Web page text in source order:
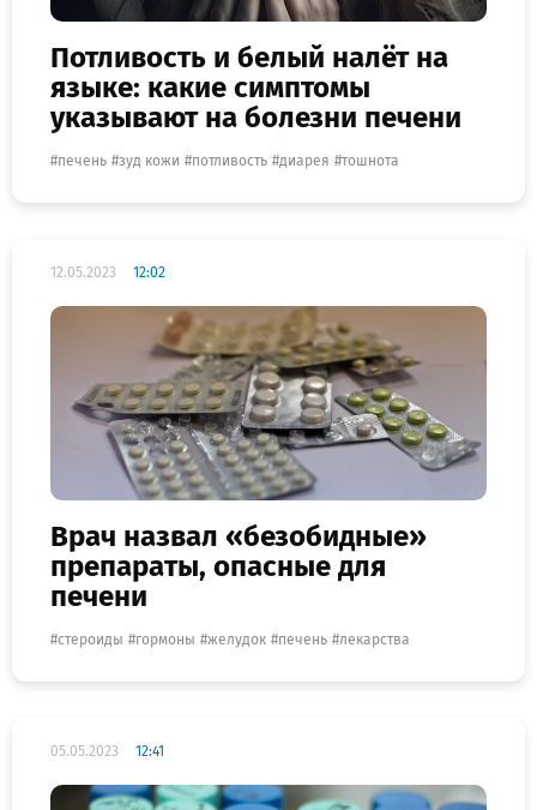
Потливость и белый налёт на
языке: какие симптомы
указывают на болезни печени
печень зуд кожи потливость диарея тошнота
12.05.2023 12:02
Врач назвал «безобидные»
препараты, опасные для
печени
стероиды гормоны желудок печень лекарства
05.05.2023 12:41